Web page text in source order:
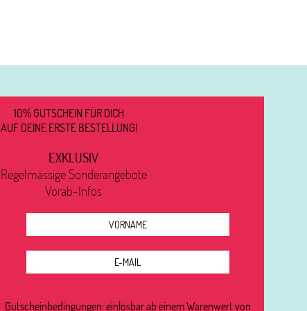
10% GUTSCHEIN FÜR DICH
AUF DEINE ERSTE BESTELLUNG!
EXKLUSIV
Regelmässige Sonderangebote
Vorab-Infos
Gutscheinbedingungen: einlösbar ab einem Warenwert von